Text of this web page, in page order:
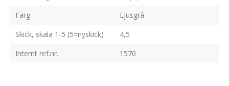
Färg
Ljusgrå
Skick, skala 1-5 (5=nyskick)
4,5
Internt ref.nr.
1570